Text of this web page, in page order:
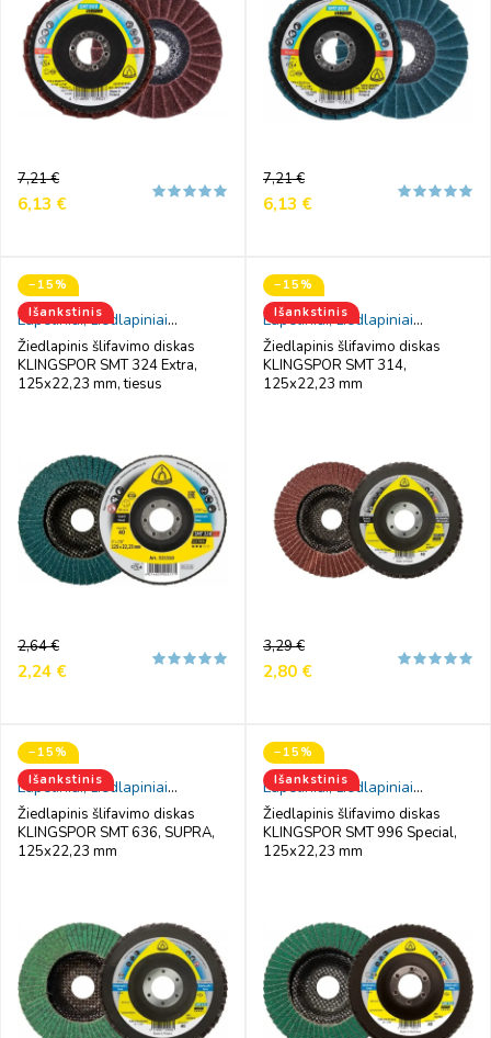
Reguliari
kaina
7,21 €
Kaina
6,13 €
Reguliari
kaina
7,21 €
Kaina
6,13 €
−15%
Išankstinis
Lapeliniai, žiedlapiniai
šlifavimo diskai
Žiedlapinis šlifavimo diskas
KLINGSPOR SMT 324 Extra,
125x22,23 mm, tiesus
Reguliari
kaina
2,64 €
Kaina
2,24 €
−15%
Išankstinis
Lapeliniai, žiedlapiniai
šlifavimo diskai
Žiedlapinis šlifavimo diskas
KLINGSPOR SMT 314,
125x22,23 mm
Reguliari
kaina
3,29 €
Kaina
2,80 €
−15%
Išankstinis
Lapeliniai, žiedlapiniai
šlifavimo diskai
Žiedlapinis šlifavimo diskas
KLINGSPOR SMT 636, SUPRA,
125x22,23 mm
−15%
Išankstinis
Lapeliniai, žiedlapiniai
šlifavimo diskai
Žiedlapinis šlifavimo diskas
KLINGSPOR SMT 996 Special,
125x22,23 mm